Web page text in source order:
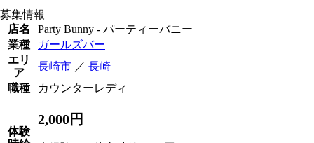
募集情報
店名
Party Bunny - パーティーバニー
業種
ガールズバー
エリ
ア
長崎市 ／ 長崎
職種
カウンターレディ
体験
2,000円